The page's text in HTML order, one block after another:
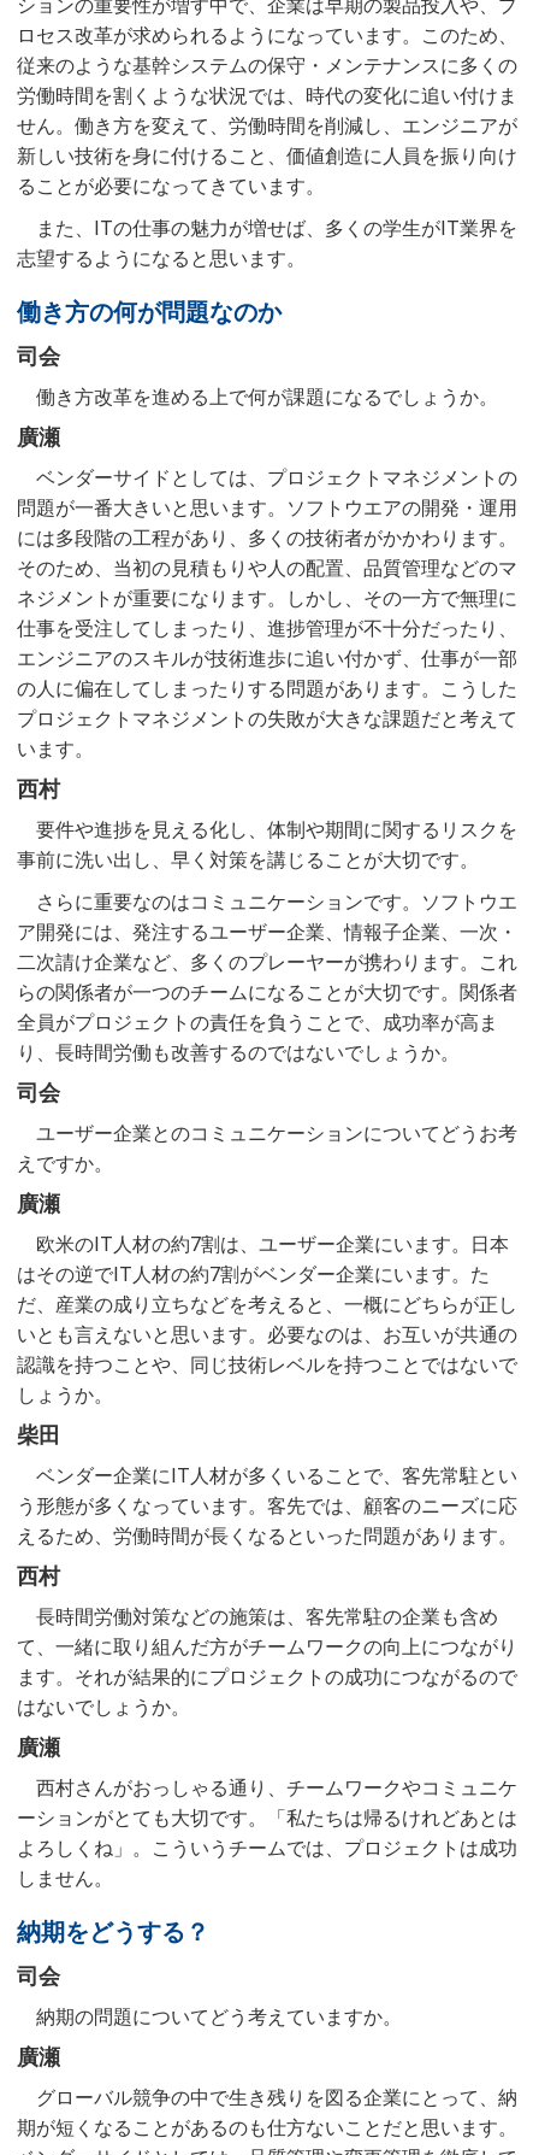
ションの重要性が増す中で、企業は早期の製品投入や、プ
ロセス改革が求められるようになっています。このため、
従来のような基幹システムの保守・メンテナンスに多くの
労働時間を割くような状況では、時代の変化に追い付けま
せん。働き方を変えて、労働時間を削減し、エンジニアが
新しい技術を身に付けること、価値創造に人員を振り向け
ることが必要になってきています。
また、ITの仕事の魅力が増せば、多くの学生がIT業界を
志望するようになると思います。
働き方の何が問題なのか
司会
働き方改革を進める上で何が課題になるでしょうか。
廣瀬
ベンダーサイドとしては、プロジェクトマネジメントの
問題が一番大きいと思います。ソフトウエアの開発・運用
には多段階の工程があり、多くの技術者がかかわります。
そのため、当初の見積もりや人の配置、品質管理などのマ
ネジメントが重要になります。しかし、その一方で無理に
仕事を受注してしまったり、進捗管理が不十分だったり、
エンジニアのスキルが技術進歩に追い付かず、仕事が一部
の人に偏在してしまったりする問題があります。こうした
プロジェクトマネジメントの失敗が大きな課題だと考えて
います。
西村
要件や進捗を見える化し、体制や期間に関するリスクを
事前に洗い出し、早く対策を講じることが大切です。
さらに重要なのはコミュニケーションです。ソフトウエ
ア開発には、発注するユーザー企業、情報子企業、一次・
二次請け企業など、多くのプレーヤーが携わります。これ
らの関係者が一つのチームになることが大切です。関係者
全員がプロジェクトの責任を負うことで、成功率が高ま
り、長時間労働も改善するのではないでしょうか。
司会
ユーザー企業とのコミュニケーションについてどうお考
えですか。
廣瀬
欧米のIT人材の約7割は、ユーザー企業にいます。日本
はその逆でIT人材の約7割がベンダー企業にいます。た
だ、産業の成り立ちなどを考えると、一概にどちらが正し
いとも言えないと思います。必要なのは、お互いが共通の
認識を持つことや、同じ技術レベルを持つことではないで
しょうか。
柴田
ベンダー企業にIT人材が多くいることで、客先常駐とい
う形態が多くなっています。客先では、顧客のニーズに応
えるため、労働時間が長くなるといった問題があります。
西村
長時間労働対策などの施策は、客先常駐の企業も含め
て、一緒に取り組んだ方がチームワークの向上につながり
ます。それが結果的にプロジェクトの成功につながるので
はないでしょうか。
廣瀬
西村さんがおっしゃる通り、チームワークやコミュニケ
ーションがとても大切です。「私たちは帰るけれどあとは
よろしくね」。こういうチームでは、プロジェクトは成功
しません。
納期をどうする？
司会
納期の問題についてどう考えていますか。
廣瀬
グローバル競争の中で生き残りを図る企業にとって、納
期が短くなることがあるのも仕方ないことだと思います。